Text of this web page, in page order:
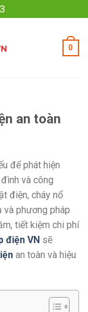
0
an toàn
để phát hiện
và công
điện, cháy nổ
và phương pháp
tiết kiệm chi phí
điện VN sẽ
an toàn và hiệu